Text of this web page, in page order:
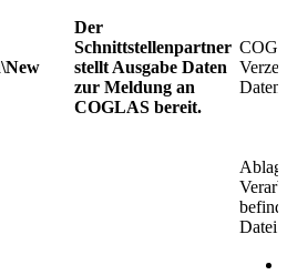
Der
Schnittstellenpartner
stellt Ausgabe Daten
zur Meldung an
COGLAS bereit.
Daten
Datei.